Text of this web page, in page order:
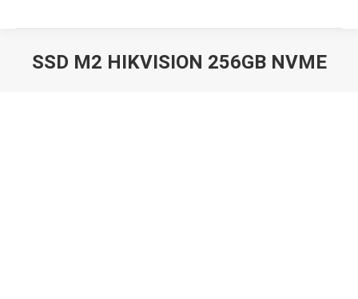
SSD M2 HIKVISION 256GB NVME